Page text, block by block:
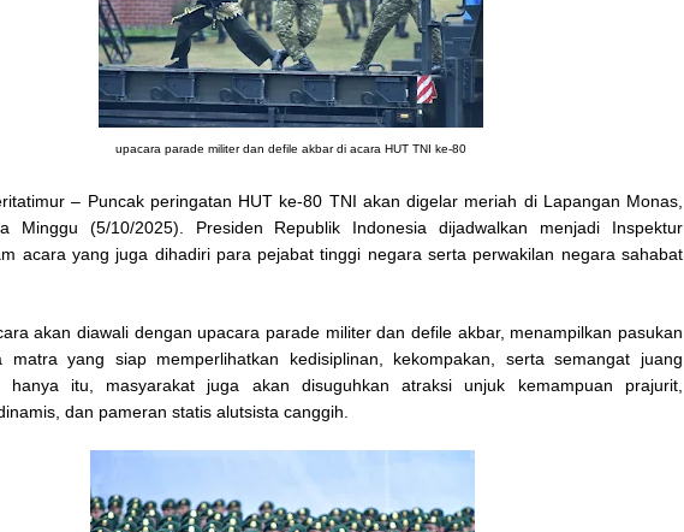
upacara parade militer dan defile akbar di acara HUT TNI ke-80
– Puncak peringatan HUT ke-80 TNI akan digelar meriah di Lapangan Monas,
Minggu (5/10/2025). Presiden Republik Indonesia dijadwalkan menjadi Inspektur
acara yang juga dihadiri para pejabat tinggi negara serta perwakilan negara sahabat
akan diawali dengan upacara parade militer dan defile akbar, menampilkan pasukan
yang siap memperlihatkan kedisiplinan, kekompakan, serta semangat juang
hanya itu, masyarakat juga akan disuguhkan atraksi unjuk kemampuan prajurit,
dan pameran statis alutsista canggih.